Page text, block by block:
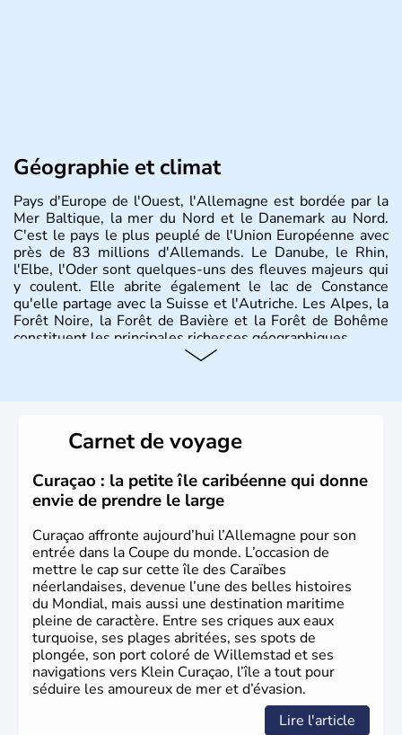
Géographie et climat
Pays d'Europe de l'Ouest, l'Allemagne est bordée par la
Mer Baltique, la mer du Nord et le Danemark au Nord.
C'est le pays le plus peuplé de l'Union Européenne avec
près de 83 millions d'Allemands. Le Danube, le Rhin,
l'Elbe, l'Oder sont quelques-uns des fleuves majeurs qui
y coulent. Elle abrite également le lac de Constance
qu'elle partage avec la Suisse et l'Autriche. Les Alpes, la
Forêt Noire, la Forêt de Bavière et la Forêt de Bohême
constituent les principales richesses géographiques.
lesquelles bénéficient d'une grande autonomie. Le pays
peut se targuer de grands noms qu'il a vu naître dans tous
les domaines, des arts à la politique en passant par la
philosophie. Hertz, Gutenberg, Heidegger, Thomas Mann,
Herman Hesse ou bien Hegel en font partie.
Carnet de voyage
Curaçao : la petite île caribéenne qui donne
envie de prendre le large
Curaçao affronte aujourd’hui l’Allemagne pour son
entrée dans la Coupe du monde. L’occasion de
mettre le cap sur cette île des Caraïbes
néerlandaises, devenue l’une des belles histoires
du Mondial, mais aussi une destination maritime
pleine de caractère. Entre ses criques aux eaux
turquoise, ses plages abritées, ses spots de
plongée, son port coloré de Willemstad et ses
navigations vers Klein Curaçao, l’île a tout pour
séduire les amoureux de mer et d’évasion.
Lire l'article